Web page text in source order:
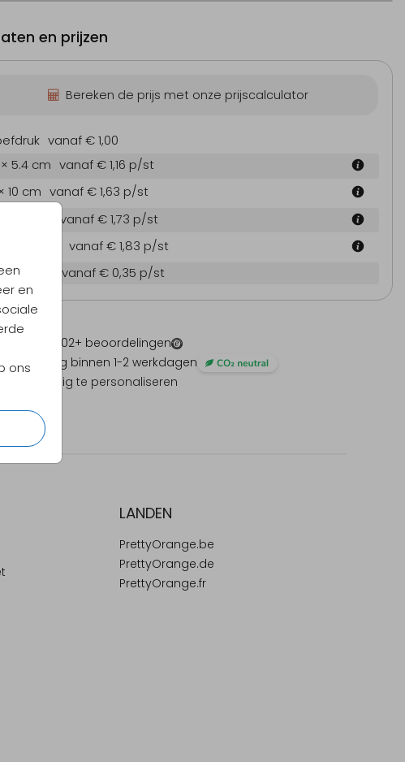
en
ons
1202+ beoordelingen
Verzending binnen 1-2 werkdagen
Alles volledig te personaliseren
en prijzen
Bereken de prijs met onze prijscalculator
vanaf € 1,00
× 5.4 cm vanaf € 1,16 p/st
10 cm vanaf € 1,63 p/st
vanaf € 1,73 p/st
vanaf € 1,83 p/st
vanaf € 0,35 p/st
LANDEN
PrettyOrange.be
PrettyOrange.de
PrettyOrange.fr